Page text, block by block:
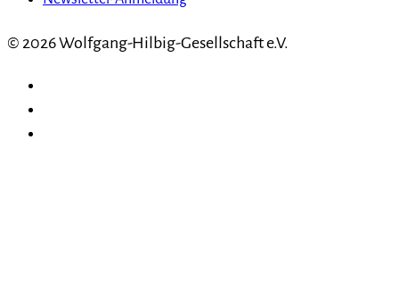
© 2026 Wolfgang-Hilbig-Gesellschaft e.V.